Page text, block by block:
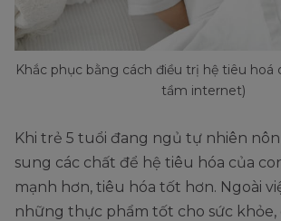
Khắc phục bằng cách điều trị hệ tiêu hoá
tầm internet)
Khi trẻ 5 tuổi đang ngủ tự nhiên
sung các chất để hệ tiêu hóa của
mạnh hơn, tiêu hóa tốt hơn. Ngoài
những thực phẩm tốt cho sức khỏe,